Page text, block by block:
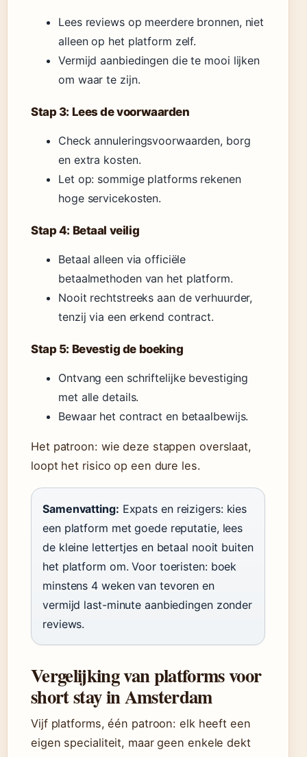
Lees reviews op meerdere bronnen, niet
alleen op het platform zelf.
Vermijd aanbiedingen die te mooi lijken
om waar te zijn.
Stap 3: Lees de voorwaarden
Check annuleringsvoorwaarden, borg
en extra kosten.
Let op: sommige platforms rekenen
hoge servicekosten.
Stap 4: Betaal veilig
Betaal alleen via officiële
betaalmethoden van het platform.
Nooit rechtstreeks aan de verhuurder,
tenzij via een erkend contract.
Stap 5: Bevestig de boeking
Ontvang een schriftelijke bevestiging
met alle details.
Bewaar het contract en betaalbewijs.
Het patroon: wie deze stappen overslaat,
loopt het risico op een dure les.
Samenvatting: Expats en reizigers: kies
een platform met goede reputatie, lees
de kleine lettertjes en betaal nooit buiten
het platform om. Voor toeristen: boek
minstens 4 weken van tevoren en
vermijd last-minute aanbiedingen zonder
reviews.
Vergelijking van platforms voor
short stay in Amsterdam
Vijf platforms, één patroon: elk heeft een
eigen specialiteit, maar geen enkele dekt